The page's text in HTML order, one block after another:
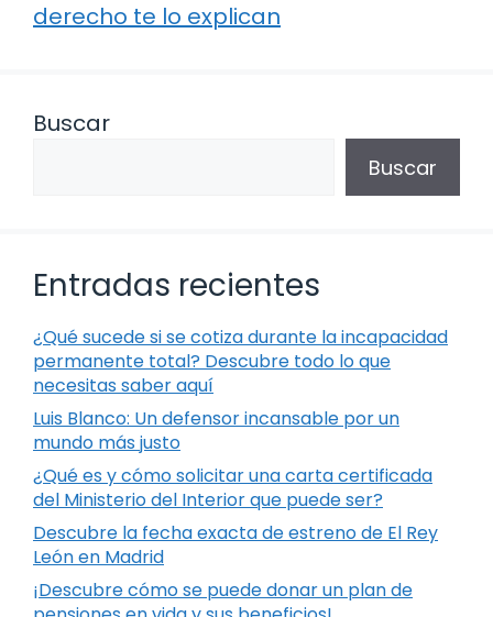
derecho te lo explican
Buscar
Buscar
Entradas recientes
¿Qué sucede si se cotiza durante la incapacidad
permanente total? Descubre todo lo que
necesitas saber aquí
Luis Blanco: Un defensor incansable por un
mundo más justo
¿Qué es y cómo solicitar una carta certificada
del Ministerio del Interior que puede ser?
Descubre la fecha exacta de estreno de El Rey
León en Madrid
¡Descubre cómo se puede donar un plan de